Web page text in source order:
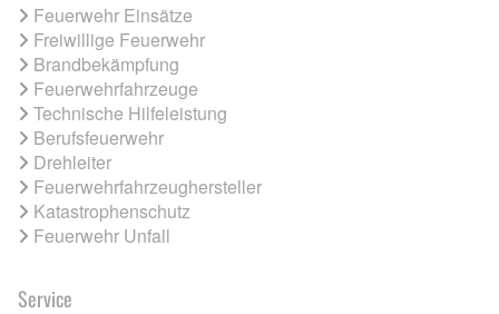
Feuerwehr Einsätze
Freiwillige Feuerwehr
Brandbekämpfung
Feuerwehrfahrzeuge
Technische Hilfeleistung
Berufsfeuerwehr
Drehleiter
Feuerwehrfahrzeughersteller
Katastrophenschutz
Feuerwehr Unfall
Service